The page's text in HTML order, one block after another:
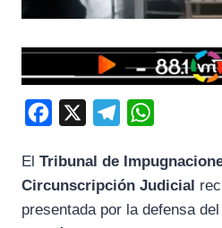
c
e
b
e
g
a
t
s
El Tribunal de
Circunscripción Judicial
presentada por la defensa del